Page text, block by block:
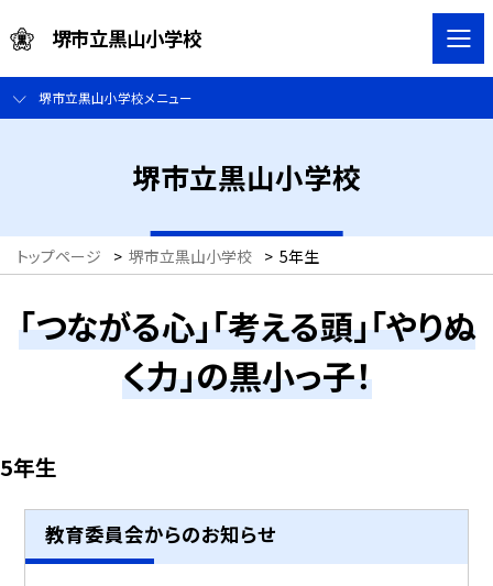
堺市立黒山小学校
堺市立黒山小学校メニュー
堺市立黒山小学校
トップページ > 堺市立黒山小学校 > 5年生
「つながる心」「考える頭」「やりぬ
く力」の黒小っ子！
5年生
教育委員会からのお知らせ